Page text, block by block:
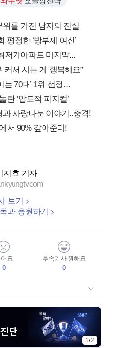
를 가진 남자의 진실
평정한 ‘방부제 여신’
저가아파트 마지막...
커서 사는 게 행복해요”
는 70대’ 1위 선정…
란 ‘압도적 피지컬’
사랑나눈 이야기..충격!
서 90% 갚아준다!
지효 기자
보기
과 응원하기
요
0
후속기사 원해요
0
1/2